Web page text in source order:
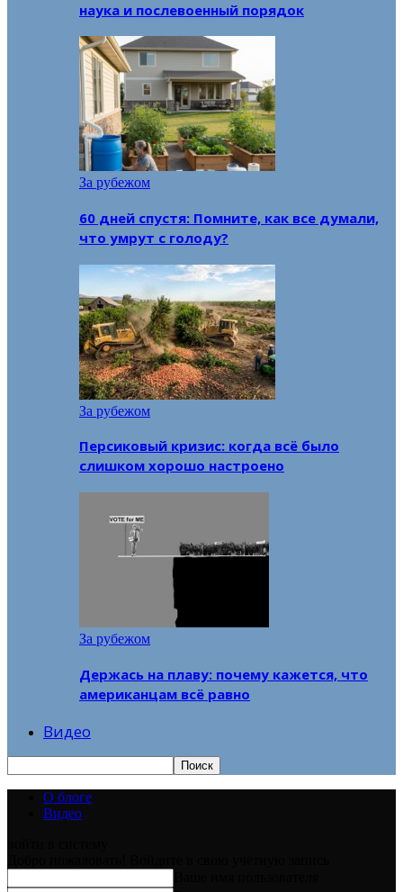
наука и послевоенный порядок
За рубежом
60 дней спустя: Помните, как все думали,
что умрут с голоду?
За рубежом
Персиковый кризис: когда всё было
слишком хорошо настроено
За рубежом
Держась на плаву: почему кажется, что
американцам всё равно
Видео
О блоге
Видео